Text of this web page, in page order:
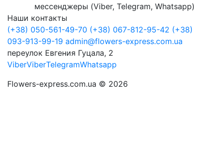
мессенджеры (Viber, Telegram, Whatsapp)
Наши контакты
(+38) 050-561-49-70 (+38) 067-812-95-42 (+38)
093-913-99-19 admin@flowers-express.com.ua
переулок Евгения Гуцала, 2
ViberViberTelegramWhatsapp
Flowers-express.com.ua © 2026